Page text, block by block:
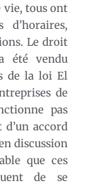
vie, tous ont
Le droit
été vendu
de la loi El
de
pas
accord
discussion
que ces
de se